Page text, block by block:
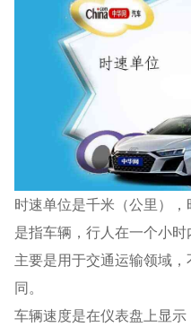
时速单位是千米（公里），
是指车辆，行人在一个小
主要是用于交通运输领域
同。
车辆速度是在仪表盘上显